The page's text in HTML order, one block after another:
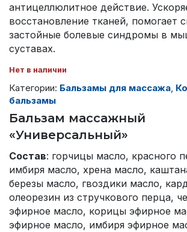
антицеллюлитное действие.
восстановление тканей, помогает
застойные болевые синдромы в
суставах.
Нет в наличии
Категории: Бальзамы для массажа,
бальзамы
Бальзам массажный
«Универсальный»
Состав: горчицы масло, красного
имбиря масло, хрена масло,
березы масло, гвоздики масло,
олеорезин из стручкового перца,
эфирное масло, корицы эфирное
эфирное масло, имбиря эфирное